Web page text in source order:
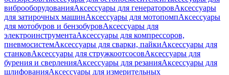
виброоборудованияАксессуары для генераторовАксессуары
для затирочных машинАксессуары для мотопомпАксессуары
для мотобуров и бензобуровАксессуары для
электроинструментаАксессуары для компрессоров,
пневмосистемАксессуары для сварки, пайкиАксессуары для
станковАксессуары для стружкоотсосовАксессуары для
бурения и сверленияАксессуары для резанияАксессуары для
шлифованияАксессуары для измерительных